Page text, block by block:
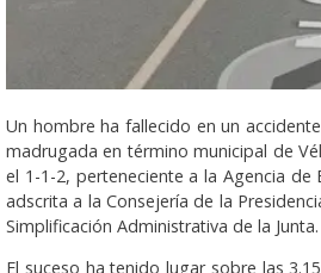
Un hombre ha fallecido en un
madrugada en término municipal de
el 1-1-2, perteneciente a la Agencia de
adscrita a la Consejería de la
Simplificación Administrativa de la Junta.
El suceso ha tenido lugar sobre las